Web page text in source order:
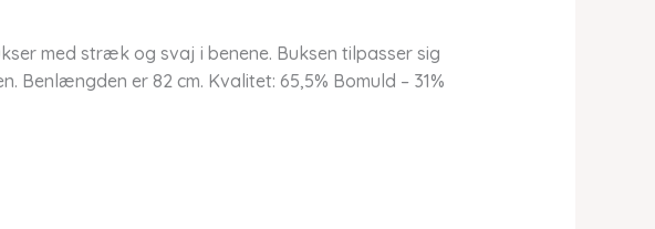
med stræk og svaj i benene. Buksen tilpasser sig
Benlængden er 82 cm. Kvalitet: 65,5% Bomuld – 31%